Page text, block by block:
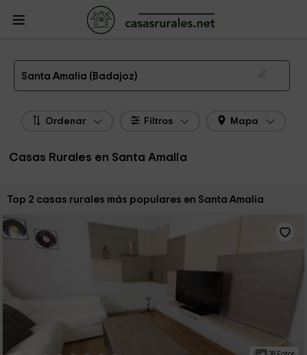
Casas Rurales
Rurales Badajoz
Casas Rurales Santa Amalia
Las 2 mejores casas rurales en Santa Amalia de 2026
Santa Amalia (Badajoz)
Ordenar Filtros Mapa
Casas Rurales en Santa Amalia
Ordenar por:
Top 2 casas rurales más populares en Santa Amalia